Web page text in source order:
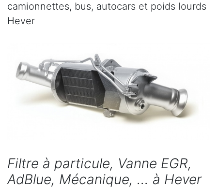
camionnettes, bus, autocars et poids lourds
Hever
Filtre à particule, Vanne EGR,
AdBlue, Mécanique, ... à Hever